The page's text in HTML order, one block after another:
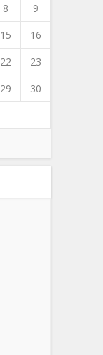
8
9
15
16
22
23
29
30